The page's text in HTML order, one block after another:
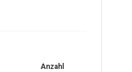
Anzahl